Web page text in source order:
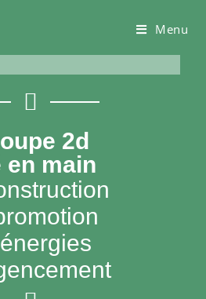
Menu
2d
en main